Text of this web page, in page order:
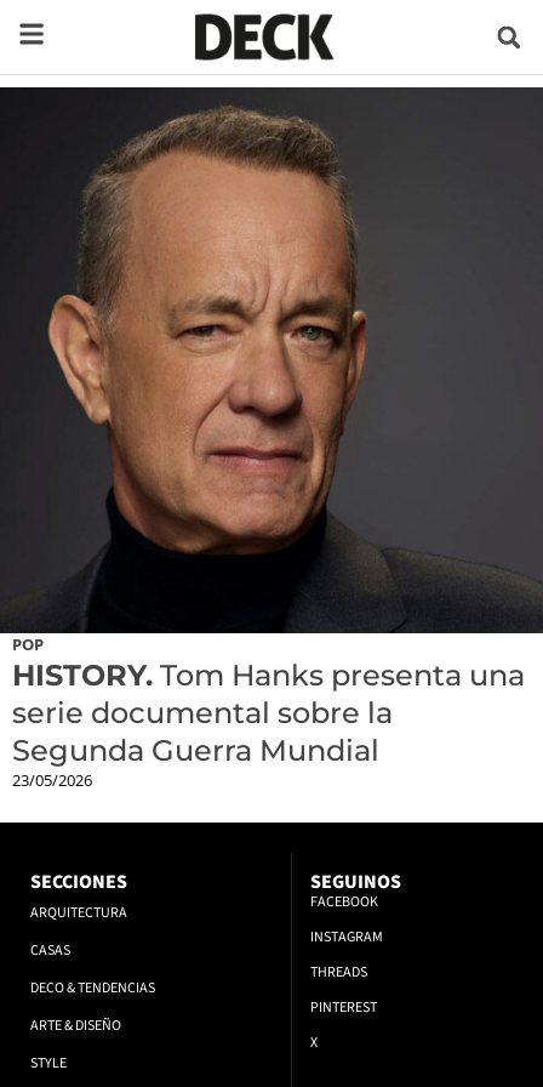
POP
HISTORY. Tom Hanks presenta una
serie documental sobre la
Segunda Guerra Mundial
23/05/2026
SECCIONES
ARQUITECTURA
CASAS
DECO & TENDENCIAS
ARTE & DISEÑO
STYLE
SEGUINOS
FACEBOOK
INSTAGRAM
THREADS
PINTEREST
X